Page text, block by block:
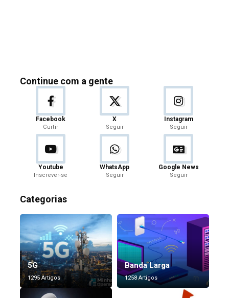
Continue com a gente
Facebook
Curtir
X
Seguir
Instagram
Seguir
Youtube
Inscrever-se
WhatsApp
Seguir
Google News
Seguir
Categorias
5G
1295 Artigos
Banda Larga
1258 Artigos